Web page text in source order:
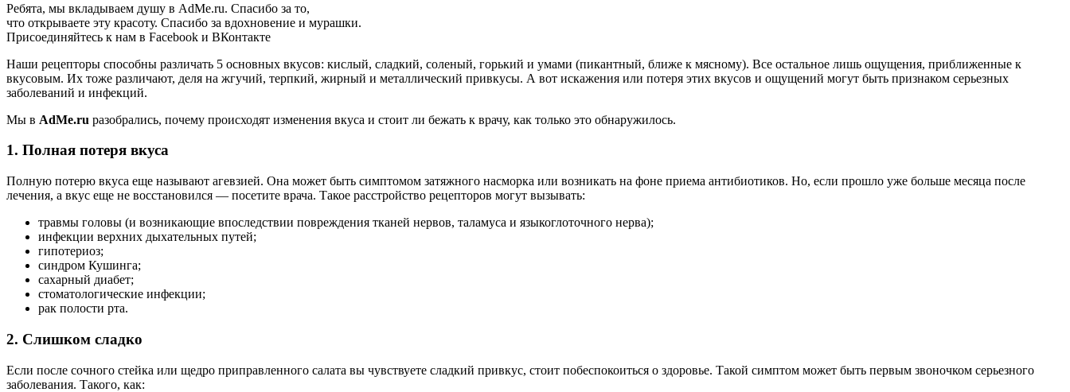
Ребята, мы вкладываем душу в AdMe.ru. Cпасибо за то,
что открываете эту красоту. Спасибо за вдохновение и мурашки.
Присоединяйтесь к нам в Facebook и ВКонтакте
Наши рецепторы способны различать 5 основных вкусов: кислый, сладкий, соленый, горький и умами (пикантный, ближе к мясному). Все остальное лишь ощущения, приближенные к
вкусовым. Их тоже различают, деля на жгучий, терпкий, жирный и металлический привкусы. А вот искажения или потеря этих вкусов и ощущений могут быть признаком серьезных
заболеваний и инфекций.
Мы в AdMe.ru разобрались, почему происходят изменения вкуса и стоит ли бежать к врачу, как только это обнаружилось.
1. Полная потеря вкуса
Полную потерю вкуса еще называют агевзией. Она может быть симптомом затяжного насморка или возникать на фоне приема антибиотиков. Но, если прошло уже больше месяца после
лечения, а вкус еще не восстановился — посетите врача. Такое расстройство рецепторов могут вызывать:
травмы головы (и возникающие впоследствии повреждения тканей нервов, таламуса и языкоглоточного нерва);
инфекции верхних дыхательных путей;
гипотериоз;
синдром Кушинга;
сахарный диабет;
стоматологические инфекции;
рак полости рта.
2. Слишком сладко
Если после сочного стейка или щедро приправленного салата вы чувствуете сладкий привкус, стоит побеспокоиться о здоровье. Такой симптом может быть первым звоночком серьезного
заболевания. Такого, как: